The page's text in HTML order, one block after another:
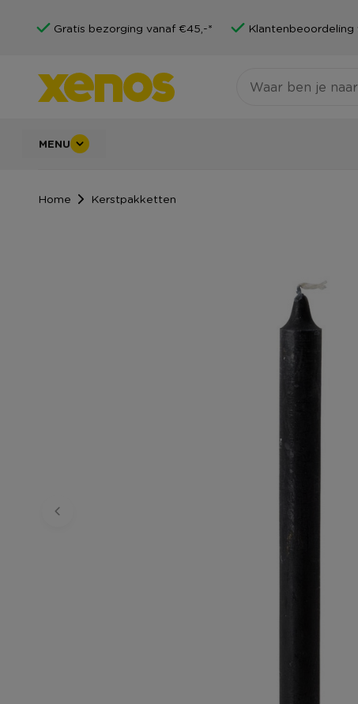
Gratis bezorging vanaf €45,-* Klantenbeoordeling
MENU
Home Kerstpakketten